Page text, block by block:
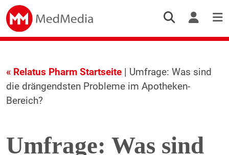
« Relatus Pharm Startseite| Umfrage: Was sind
die drängendsten Probleme im Apotheken-
Bereich?
Umfrage: Was sind